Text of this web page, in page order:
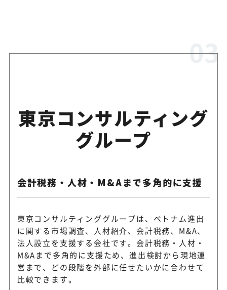
東京コンサルティング
グループ
会計税務・人材・M&Aまで多角的に支援
東京コンサルティンググループは、ベトナム進出
に関する市場調査、人材紹介、会計税務、M&A、
法人設立を支援する会社です。会計税務・人材・
M&Aまで多角的に支援ため、進出検討から現地運
営まで、どの段階を外部に任せたいかに合わせて
比較できます。